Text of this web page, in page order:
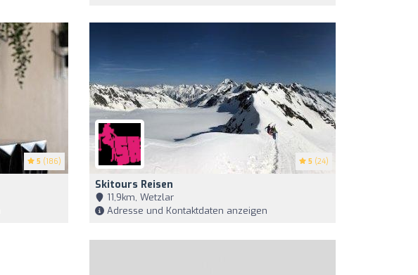
5 (186) 5 (24)
Skitours Reisen
11,9km, Wetzlar
Adresse und Kontaktdaten anzeigen